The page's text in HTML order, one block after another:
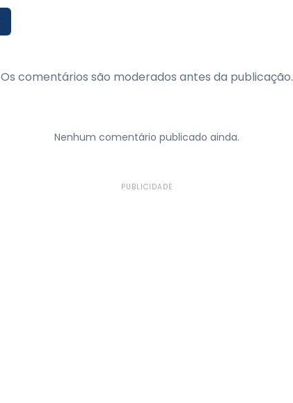
Os comentários são moderados antes da publicação.
Nenhum comentário publicado ainda.
PUBLICIDADE